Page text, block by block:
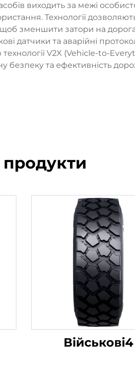
виходить за межі
Технології
зменшити затори на
датчики та аварійні
V2X (Vehicle-to-
безпеку та ефективність
продукти
Військові4